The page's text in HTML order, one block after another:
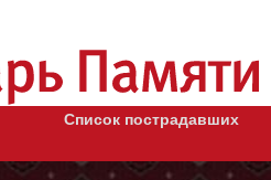
Список пострадавших